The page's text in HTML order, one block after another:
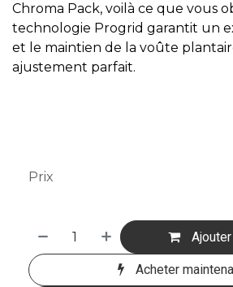
Chroma Pack, voilà ce que vous
technologie Progrid garantit un
et le maintien de la voûte
ajustement parfait.
Acheter
Prix